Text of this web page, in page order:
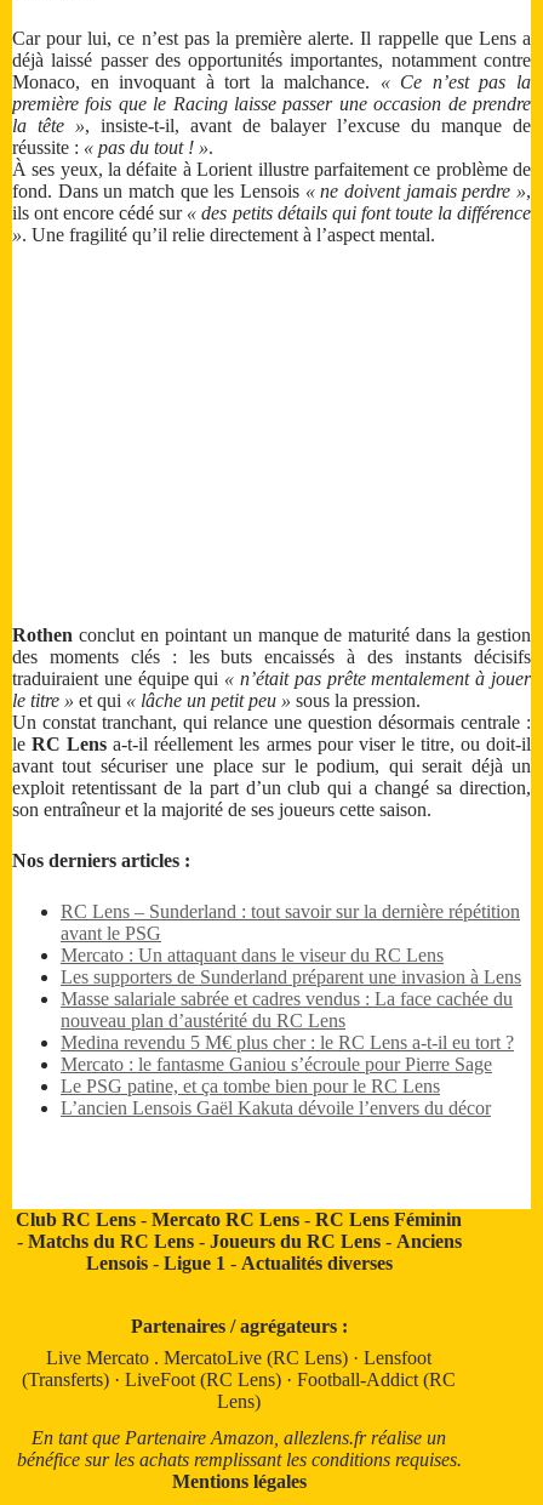
Car pour lui, ce n’est pas la première alerte. Il rappelle que Lens a
déjà laissé passer des opportunités importantes, notamment contre
Monaco, en invoquant à tort la malchance. « Ce n’est pas la
première fois que le Racing laisse passer une occasion de prendre
la tête », insiste-t-il, avant de balayer l’excuse du manque de
réussite : « pas du tout ! ».
À ses yeux, la défaite à Lorient illustre parfaitement ce problème de
fond. Dans un match que les Lensois « ne doivent jamais perdre »,
ils ont encore cédé sur « des petits détails qui font toute la différence
». Une fragilité qu’il relie directement à l’aspect mental.
Rothen conclut en pointant un manque de maturité dans la gestion
des moments clés : les buts encaissés à des instants décisifs
traduiraient une équipe qui « n’était pas prête mentalement à jouer
le titre » et qui « lâche un petit peu » sous la pression.
Un constat tranchant, qui relance une question désormais centrale :
leRC Lens a-t-il réellement les armes pour viser le titre, ou doit-il
avant tout sécuriser une place sur le podium, qui serait déjà un
exploit retentissant de la part d’un club qui a changé sa direction,
son entraîneur et la majorité de ses joueurs cette saison.
Nos derniers articles :
RC Lens – Sunderland : tout savoir sur la dernière répétition
avant le PSG
Mercato : Un attaquant dans le viseur du RC Lens
Les supporters de Sunderland préparent une invasion à Lens
Masse salariale sabrée et cadres vendus : La face cachée du
nouveau plan d’austérité du RC Lens
Medina revendu 5 M€ plus cher : le RC Lens a-t-il eu tort ?
Mercato : le fantasme Ganiou s’écroule pour Pierre Sage
Le PSG patine, et ça tombe bien pour le RC Lens
L’ancien Lensois Gaël Kakuta dévoile l’envers du décor
Club RC Lens -Mercato RC Lens -RC Lens Féminin
- Matchs du RC Lens- Joueurs du RC Lens- Anciens
Lensois- Ligue 1 - Actualités diverses
Partenaires / agrégateurs :
Live Mercato .MercatoLive (RC Lens) ·Lensfoot
(Transferts) ·LiveFoot (RC Lens) ·Football-Addict (RC
Lens)
En tant que Partenaire Amazon, allezlens.fr réalise un
bénéfice sur les achats remplissant les conditions requises.
Mentions légales